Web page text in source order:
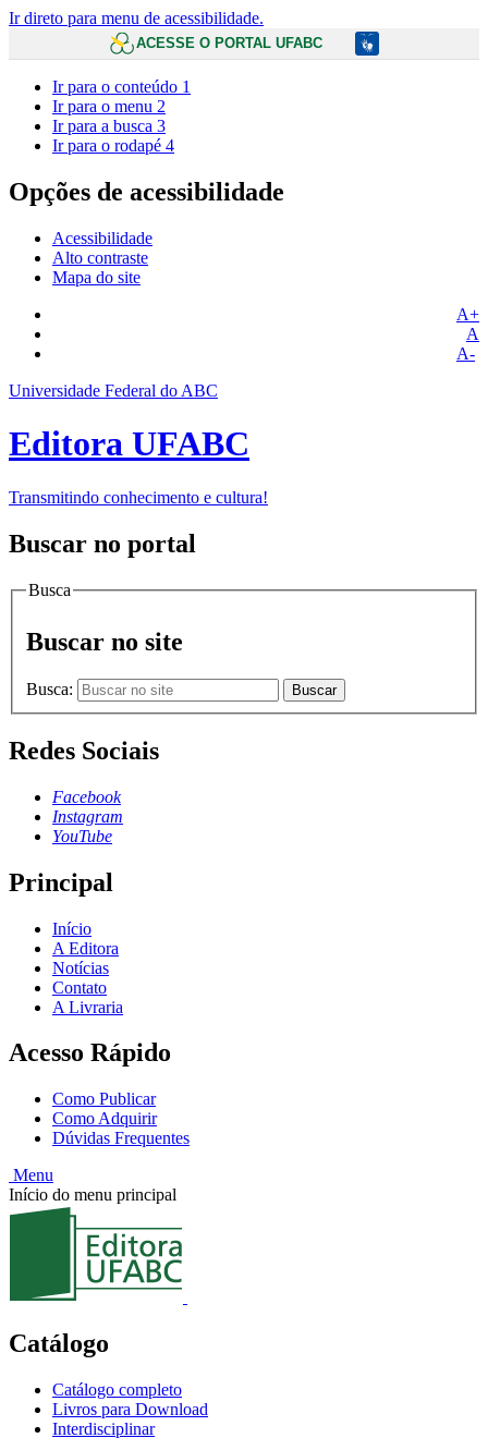
Ir direto para menu de acessibilidade.
ACESSE O PORTAL UFABC
Ir para o conteúdo 1
Ir para o menu 2
Ir para a busca 3
Ir para o rodapé 4
Opções de acessibilidade
Acessibilidade
Alto contraste
Mapa do site
A+
A
A-
Universidade Federal do ABC
Editora UFABC
Transmitindo conhecimento e cultura!
Buscar no portal
Busca
Buscar no site
Busca: Buscar
Redes Sociais
Facebook
Instagram
YouTube
Principal
Início
A Editora
Notícias
Contato
A Livraria
Acesso Rápido
Como Publicar
Como Adquirir
Dúvidas Frequentes
Menu
Início do menu principal
Catálogo
Catálogo completo
Livros para Download
Interdisciplinar